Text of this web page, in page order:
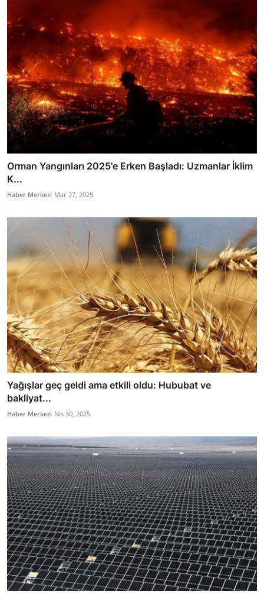
Orman Yangınları 2025'e Erken Başladı: Uzmanlar İklim
K...
Haber Merkezi Mar 27, 2025
Yağışlar geç geldi ama etkili oldu: Hububat ve
bakliyat...
Haber Merkezi Nis 30, 2025